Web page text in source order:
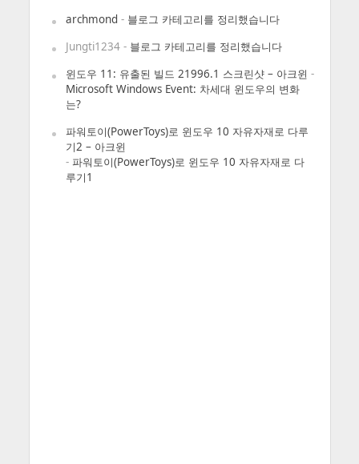
archmond- 블로그 카테고리를 정리했습니다
Jungti1234- 블로그 카테고리를 정리했습니다
윈도우 11: 유출된 빌드 21996.1 스크린샷 – 아크윈 -
Microsoft Windows Event: 차세대 윈도우의 변화
는?
파워토이(PowerToys)로 윈도우 10 자유자재로 다루
기2 – 아크윈
- 파워토이(PowerToys)로 윈도우 10 자유자재로 다
루기1